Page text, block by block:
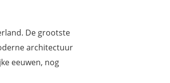
De grootste
architectuur
eeuwen, nog